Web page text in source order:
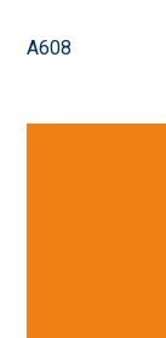
A608